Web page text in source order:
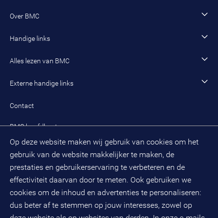
Op deze website maken wij gebruik van cookies om het
gebruik van de website makkelijker te maken, de
prestaties en gebruikerservaring te verbeteren en de
effectiviteit daarvan door te meten. Ook gebruiken we
cookies om de inhoud en advertenties te personaliseren:
dus beter af te stemmen op jouw interesses, zowel op
Wonen en woningcorporaties
Opleidingen
Werken als adviseur
Werken als managing consultant
Ons werk
Onze cultuur en organisatie
Over BMC
Onze organisatie
Handige links
Algemeen contact
Inloggen mijn BMC
Meest gestelde vragen mijn BMC
Evenementen
Alles lezen van BMC
Alle artikelen
Externe handige links
Public spirit
Contact
BMC hoofdkantoor
(033) 496 52 00
Databankweg 26 D
3821 ALAmersfoort
Postbus 490
3800 AL Amersfoort
KvK-nummer: 32078667
BTW-nummer: NL808663598B01